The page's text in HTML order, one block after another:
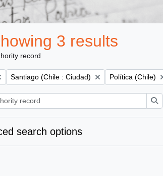
3 results
record
Remove filter:
Santiago (Chile : Ciudad) Remove filter:
Política (Chile)
search options